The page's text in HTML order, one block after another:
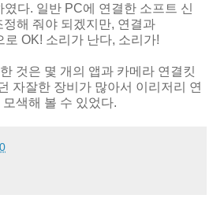
다. 일반 PC에 연결한 소프트 신
해 줘야 되겠지만, 연결과
OK! 소리가 난다, 소리가!
것은 몇 개의 앱과 카메라 연결킷
자잘한 장비가 많아서 이리저리 연
색해 볼 수 있었다.